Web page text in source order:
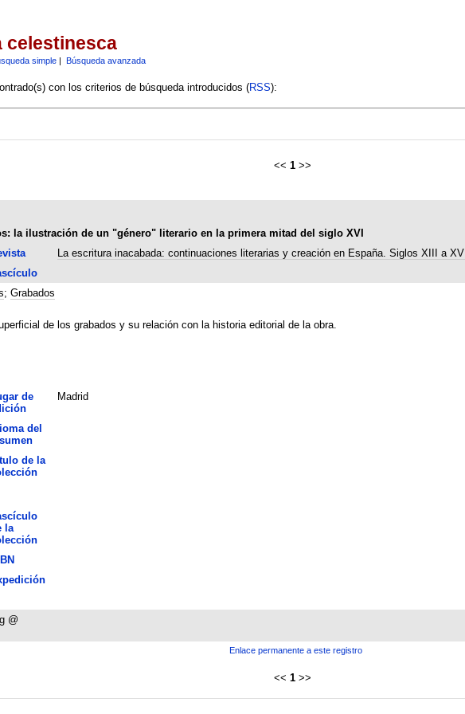
celestinesca
simple| Búsqueda avanzada
con los criterios de búsqueda introducidos (RSS):
<< 1 >>
la ilustración de un "género" literario en la primera mitad del siglo XVI
La escritura inacabada: continuaciones literarias y creación en España. Siglos XIII a XVI
; Grabados
de los grabados y su relación con la historia editorial de la obra.
de
Madrid
del
de la
la
@
Enlace permanente a este registro
<< 1 >>